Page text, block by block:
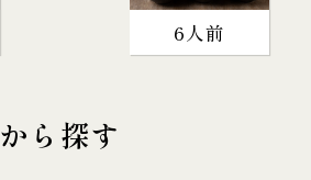
6人前
ら探す